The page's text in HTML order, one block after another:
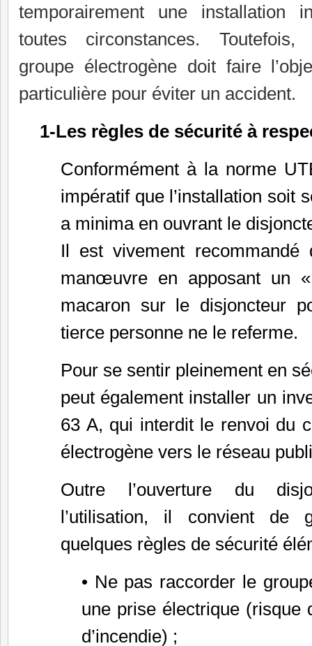
temporairement une installation
toutes circonstances. Toutefois,
groupe électrogène doit faire
particulière pour éviter un accident.
1-Les règles de sécurité à
Conformément à la norme
impératif que l’installation soit
a minima en ouvrant le
Il est vivement recommandé
manœuvre en apposant un
macaron sur le disjoncteur
tierce personne ne le referme.
Pour se sentir pleinement en
peut également installer un
63 A, qui interdit le renvoi du
électrogène vers le réseau
Outre l’ouverture du
l’utilisation, il convient de
quelques règles de sécurité
• Ne pas raccorder le
une prise électrique (risque
d’incendie) ;